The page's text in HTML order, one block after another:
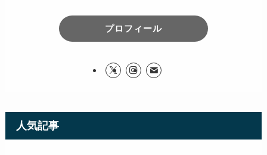
プロフィール
人気記事